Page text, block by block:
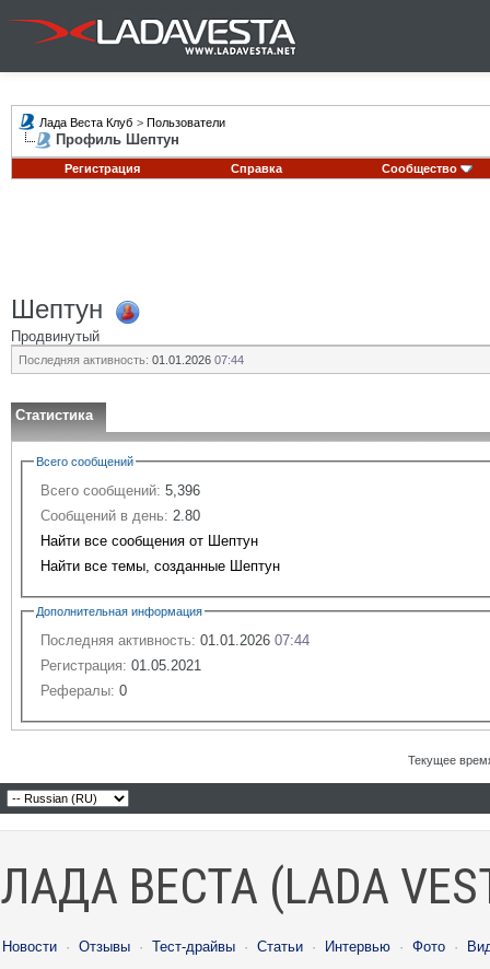
Лада Веста Клуб > Пользователи
Профиль Шептун
Регистрация Справка Сообщество
Шептун
Продвинутый
Последняя активность: 01.01.2026 07:44
Статистика
Всего сообщений
Всего сообщений: 5,396
Сообщений в день: 2.80
Найти все сообщения от Шептун
Найти все темы, созданные Шептун
Дополнительная информация
Последняя активность: 01.01.2026 07:44
Регистрация: 01.05.2021
Рефералы: 0
Текущее
ЛАДА ВЕСТА (LADA
Новости · Отзывы · Тест-драйвы · Статьи · Интервью · Фото ·